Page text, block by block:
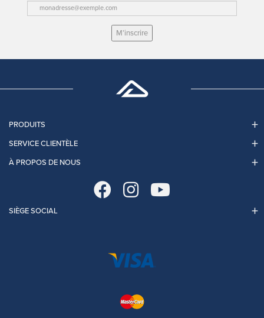
M’inscrire
PRODUITS
SERVICE CLIENTÈLE
À PROPOS DE NOUS
SIÈGE SOCIAL